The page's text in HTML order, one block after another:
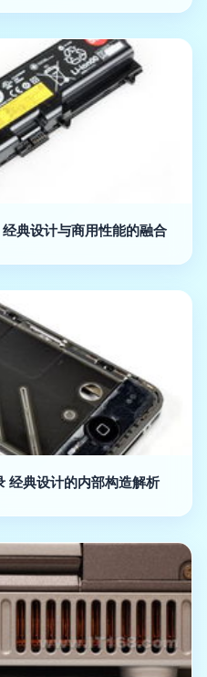
典设计与商用性能的融合
经典设计的内部构造解析